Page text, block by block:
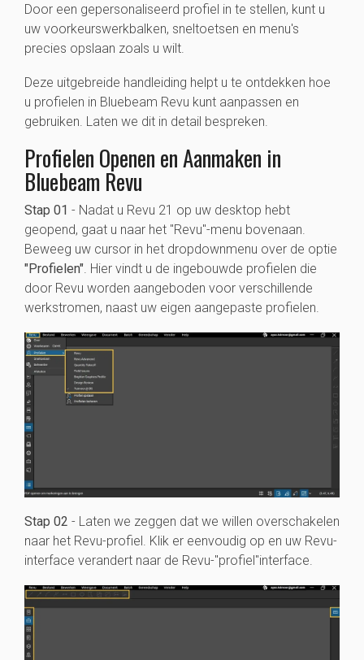
Door een gepersonaliseerd profiel in te stellen, kunt u
uw voorkeurswerkbalken, sneltoetsen en menu's
precies opslaan zoals u wilt.
Deze uitgebreide handleiding helpt u te ontdekken hoe
u profielen in Bluebeam Revu kunt aanpassen en
gebruiken. Laten we dit in detail bespreken.
Profielen Openen en Aanmaken in
Bluebeam Revu
Stap 01 - Nadat u Revu 21 op uw desktop hebt
geopend, gaat u naar het "Revu"-menu bovenaan.
Beweeg uw cursor in het dropdownmenu over de optie
"Profielen" . Hier vindt u de ingebouwde profielen die
door Revu worden aangeboden voor verschillende
werkstromen, naast uw eigen aangepaste profielen.
Stap 02 - Laten we zeggen dat we willen overschakelen
naar het Revu-profiel. Klik er eenvoudig op en uw Revu-
interface verandert naar de Revu-"profiel"interface.